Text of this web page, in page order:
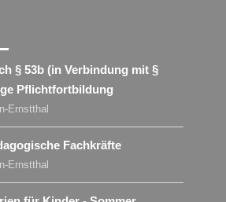
§ 53b (in Verbindung mit §
Pflichtfortbildung
Ernstthal
Fachkräfte
Ernstthal